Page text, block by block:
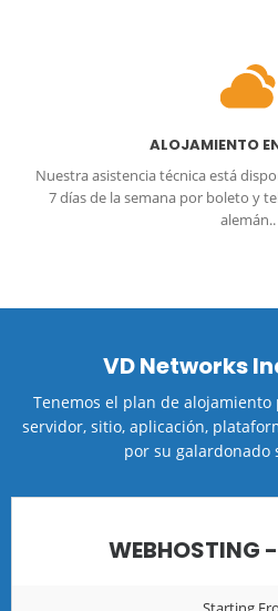
ALOJAMIENTO
Nuestra asistencia técnica está
7 días de la semana por boleto y
alemán..
VD Networks
Tenemos el plan de
servidor, sitio, aplicación,
por su galardonado
WEBHOSTING